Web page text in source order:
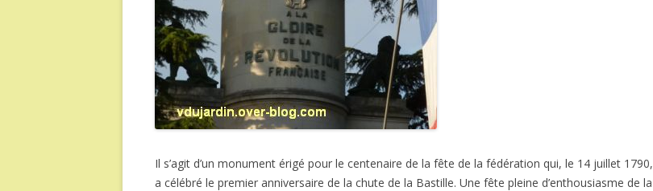
Il s’agit d’un monument érigé pour le centenaire de la fête de la fédération qui, le 14 juillet 1790,
a célébré le premier anniversaire de la chute de la Bastille. Une fête pleine d’enthousiasme de la